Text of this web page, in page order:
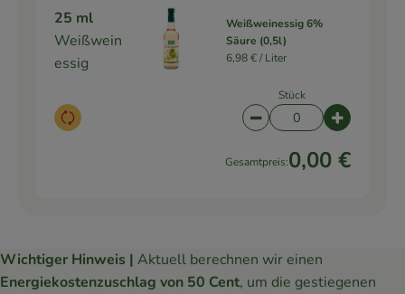
25 ml
Weißwein
essig
Auswahl ändern
Weißweinessig 6%
Säure (0,5l)
6,98 € /Liter
Stück
Artikelanzahl
Gesamtpreis:0,00 €
Wichtiger Hinweis | Aktuell berechnen wir einen
Energiekostenzuschlag von 50 Cent, um die gestiegenen